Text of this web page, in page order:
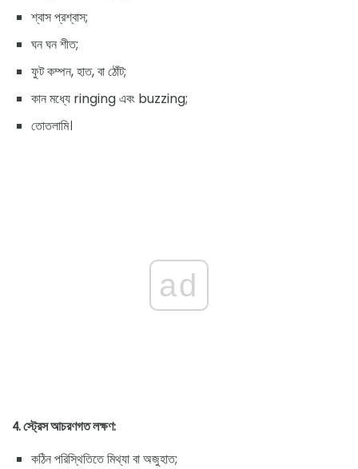
শ্বাস প্রশ্বাস;
ঘন ঘন শীত;
ফুট কম্পন, হাত, বা ঠোঁট;
কান মধ্যে ringing এবং buzzing;
তোতলামি।
ad
4. স্ট্রেস আচরণগত লক্ষণ:
কঠিন পরিস্থিতিতে মিথ্যা বা অজুহাত;